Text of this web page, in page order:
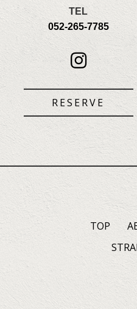
TEL
052-265-7785
RESERVE
TOP